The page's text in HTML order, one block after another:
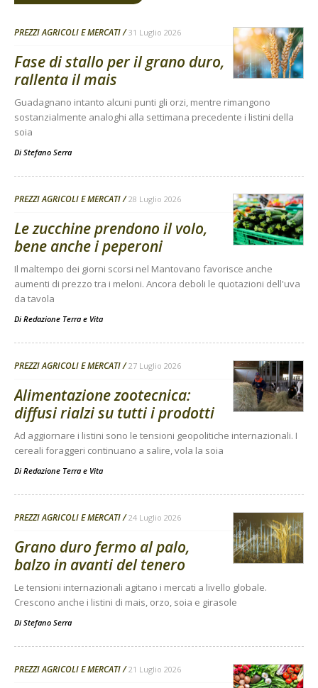
PREZZI AGRICOLI E MERCATI 31 Luglio 2026
Fase di stallo per il grano duro,
rallenta il mais
Guadagnano intanto alcuni punti gli orzi, mentre rimangono
sostanzialmente analoghi alla settimana precedente i listini della
soia
Di Stefano Serra
PREZZI AGRICOLI E MERCATI 28 Luglio 2026
Le zucchine prendono il volo,
bene anche i peperoni
Il maltempo dei giorni scorsi nel Mantovano favorisce anche
aumenti di prezzo tra i meloni. Ancora deboli le quotazioni dell'uva
da tavola
Di Redazione Terra e Vita
PREZZI AGRICOLI E MERCATI 27 Luglio 2026
Alimentazione zootecnica:
diffusi rialzi su tutti i prodotti
Ad aggiornare i listini sono le tensioni geopolitiche internazionali. I
cereali foraggeri continuano a salire, vola la soia
Di Redazione Terra e Vita
PREZZI AGRICOLI E MERCATI 24 Luglio 2026
Grano duro fermo al palo,
balzo in avanti del tenero
Le tensioni internazionali agitano i mercati a livello globale.
Crescono anche i listini di mais, orzo, soia e girasole
Di Stefano Serra
PREZZI AGRICOLI E MERCATI 21 Luglio 2026